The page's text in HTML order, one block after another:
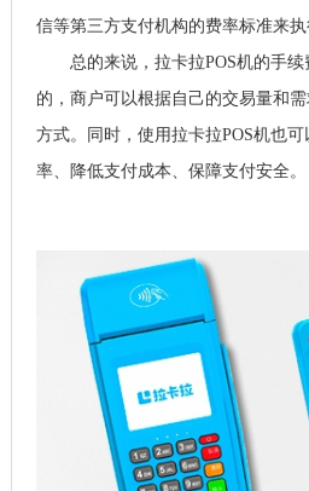
信等第三方支付机构的费率标准来执
总的来说，拉卡拉POS机的手续
的，商户可以根据自己的交易量和
方式。同时，使用拉卡拉POS机也
率、降低支付成本、保障支付安全。